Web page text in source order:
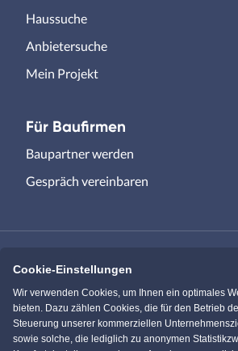
Haussuche
Anbietersuche
Mein Projekt
Für Baufirmen
Baupartner werden
Gespräch vereinbaren
Immowelt.de
Massivhaus.de
Cookie-Einstellungen
Wir verwenden Cookies, um Ihnen ein optimales
bieten. Dazu zählen Cookies, die für den Betrieb
Steuerung unserer kommerziellen
sowie solche, die lediglich zu anonymen